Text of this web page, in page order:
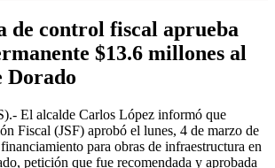
de control fiscal aprueba
$13.6 millones al
Dorado
El alcalde Carlos López informó que
Fiscal (JSF) aprobó el lunes, 4 de marzo de
para obras de infraestructura en
petición que fue recomendada y aprobada